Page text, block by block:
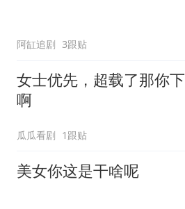
阿缸追剧 3跟贴
女士优先，超载了那你下
啊
瓜瓜看剧 1跟贴
美女你这是干啥呢